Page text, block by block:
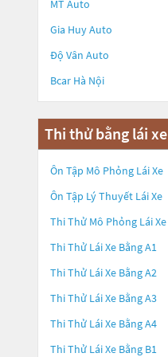
MT Auto
Gia Huy Auto
Độ Vân Auto
Bcar Hà Nội
Thi thử bằng lái xe
Ôn Tập Mô Phỏng Lái Xe
Ôn Tập Lý Thuyết Lái Xe
Thi Thử Mô Phỏng Lái Xe
Thi Thử Lái Xe Bằng A1
Thi Thử Lái Xe Bằng A2
Thi Thử Lái Xe Bằng A3
Thi Thử Lái Xe Bằng A4
Thi Thử Lái Xe Bằng B1